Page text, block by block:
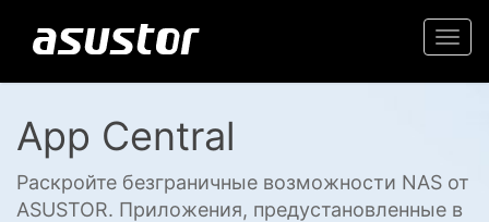
App Central
Раскройте безграничные возможности NAS от
ASUSTOR. Приложения, предустановленные в